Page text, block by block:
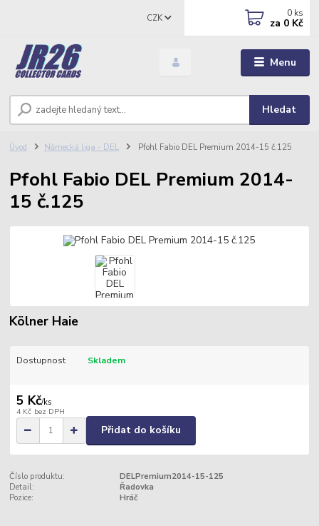
Menu
CZK
Hledat
0 ks
za 0 Kč
Úvod Německá liga - DEL Pfohl Fabio DEL Premium 2014-15 č.125
Pfohl Fabio DEL Premium 2014-
15 č.125
Kölner Haie
Dostupnost Skladem
5 Kč/ks
4 Kč bez DPH
Přidat do košíku
Číslo produktu:
DELPremium2014-15-125
Detail:
Řadovka
Pozice:
Hráč